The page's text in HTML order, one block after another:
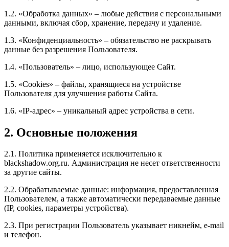
1.2. «Обработка данных» – любые действия с персональными
данными, включая сбор, хранение, передачу и удаление.
1.3. «Конфиденциальность» – обязательство не раскрывать
данные без разрешения Пользователя.
1.4. «Пользователь» – лицо, использующее Сайт.
1.5. «Cookies» – файлы, хранящиеся на устройстве
Пользователя для улучшения работы Сайта.
1.6. «IP-адрес» – уникальный адрес устройства в сети.
2. Основные положения
2.1. Политика применяется исключительно к
blackshadow.org.ru. Администрация не несет ответственности
за другие сайты.
2.2. Обрабатываемые данные: информация, предоставленная
Пользователем, а также автоматически передаваемые данные
(IP, cookies, параметры устройства).
2.3. При регистрации Пользователь указывает никнейм, e-mail
и телефон.